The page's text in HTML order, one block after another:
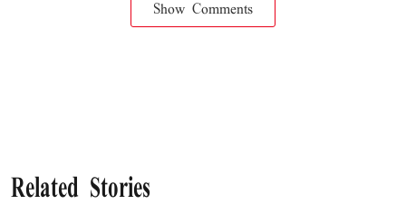
Show Comments
Related Stories